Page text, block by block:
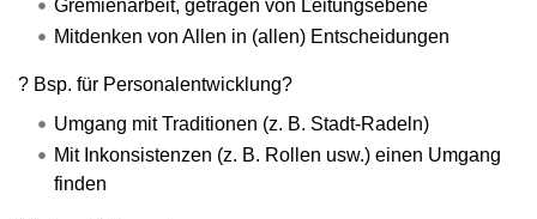
Gremienarbeit, getragen von Leitungsebene
Mitdenken von Allen in (allen) Entscheidungen
? Bsp. für Personalentwicklung?
Umgang mit Traditionen (z. B. Stadt-Radeln)
Mit Inkonsistenzen (z. B. Rollen usw.) einen Umgang
finden